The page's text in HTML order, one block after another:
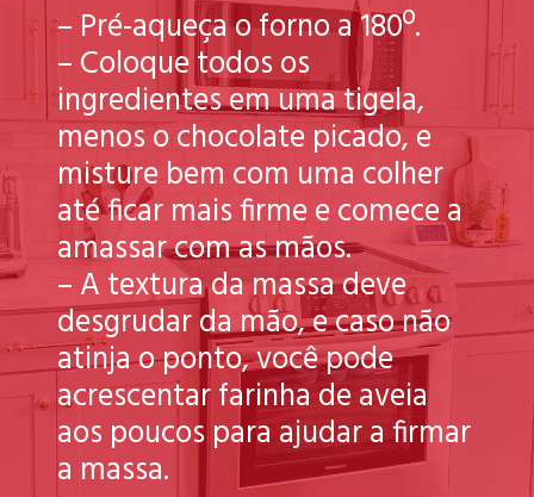
– Pré-aqueça o forno a 180º.
– Coloque todos os
ingredientes em uma tigela,
menos o chocolate picado, e
misture bem com uma colher
até ficar mais firme e comece a
amassar com as mãos.
– A textura da massa deve
desgrudar da mão, e caso não
atinja o ponto, você pode
acrescentar farinha de aveia
aos poucos para ajudar a firmar
a massa.